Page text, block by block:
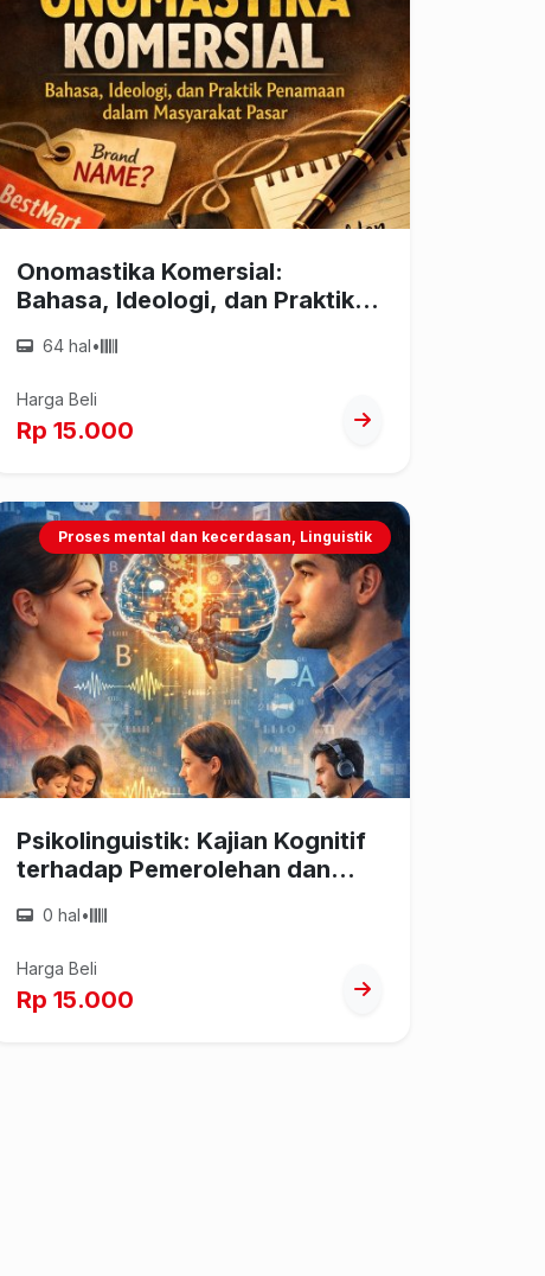
Onomastika Komersial:
Bahasa, Ideologi, dan Praktik
Pasar
64 hal•
Harga Beli
Rp 15.000
Proses mental dan kecerdasan, Linguistik
Psikolinguistik: Kajian Kognitif
terhadap Pemerolehan dan
0 hal•
Harga Beli
Rp 15.000